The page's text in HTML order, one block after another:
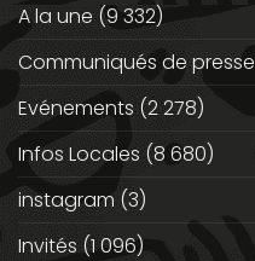
A la une (9 332)
Communiqués de presse
Evénements (2 278)
Infos Locales (8 680)
instagram (3)
Invités (1 096)